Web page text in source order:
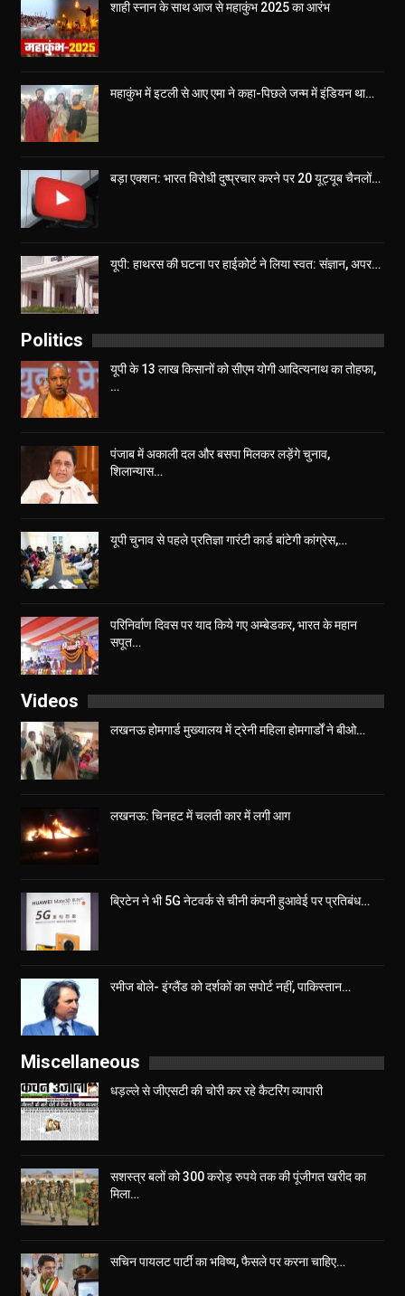
शाही स्नान के साथ आज से महाकुंभ 2025 का आरंभ
महाकुंभ में इटली से आए एमा ने कहा-पिछले जन्म में इंडियन था…
बड़ा एक्शन: भारत विरोधी दुष्प्रचार करने पर 20 यूट्यूब चैनलों…
यूपी: हाथरस की घटना पर हाईकोर्ट ने लिया स्वत: संज्ञान, अपर…
Politics
यूपी के 13 लाख किसानों को सीएम योगी आद‍ित्‍यनाथ का तोहफा,
…
पंजाब में अकाली दल और बसपा मिलकर लड़ेंगे चुनाव,
शिलान्यास…
यूपी चुनाव से पहले प्रतिज्ञा गारंटी कार्ड बांटेगी कांग्रेस,…
परिनिर्वाण दिवस पर याद किये गए अम्बेडकर, भारत के महान
सपूत…
Videos
लखनऊ होमगार्ड मुख्यालय में ट्रेनी महिला होमगार्डों ने बीओ…
लखनऊ: चिनहट में चलती कार में लगी आग
ब्रिटेन ने भी 5G नेटवर्क से चीनी कंपनी हुआवेई पर प्रतिबंध…
रमीज बोले- इंग्लैंड को दर्शकों का सपोर्ट नहीं, पाकिस्तान…
Miscellaneous
धड़ल्ले से जीएसटी की चोरी कर रहे कैटरिंग व्यापारी
सशस्त्र बलों को 300 करोड़ रुपये तक की पूंजीगत खरीद का
मिला…
सचिन पायलट पार्टी का भविष्य, फैसले पर करना चाहिए…